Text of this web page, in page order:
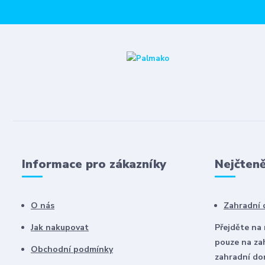
Informace pro zákazníky
O nás
Jak nakupovat
Obchodní podmínky
Zahradní
Přejděte na
pouze na
zahradní